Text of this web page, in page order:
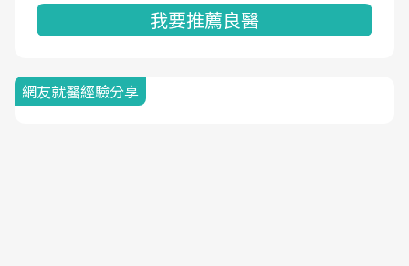
我要推薦良醫
網友就醫經驗分享